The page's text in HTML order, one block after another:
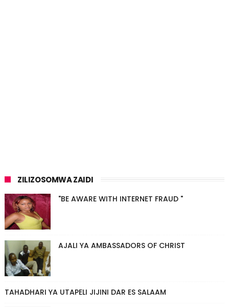
ZILIZOSOMWA ZAIDI
"BE AWARE WITH INTERNET FRAUD "
AJALI YA AMBASSADORS OF CHRIST
TAHADHARI YA UTAPELI JIJINI DAR ES SALAAM